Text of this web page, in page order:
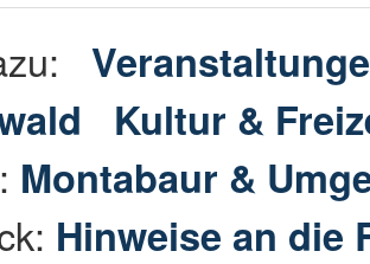
Kultur &
Montabaur &
Hinweise an die